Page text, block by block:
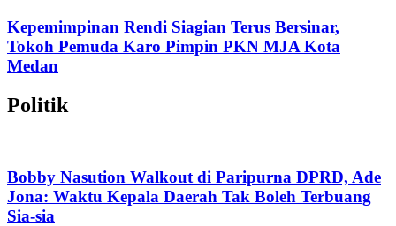
Kepemimpinan Rendi Siagian Terus Bersinar,
Tokoh Pemuda Karo Pimpin PKN MJA Kota
Medan
Politik
Bobby Nasution Walkout di Paripurna DPRD, Ade
Jona: Waktu Kepala Daerah Tak Boleh Terbuang
Sia-sia